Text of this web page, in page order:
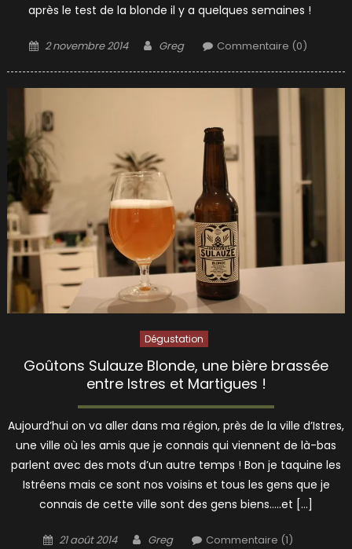
après le test de la blonde il y a quelques semaines !
Posted
2 novembre 2014 Author
Greg Commentaire (0)
Dégustation
Goûtons Sulauze Blonde, une bière brassée
entre Istres et Martigues !
Aujourd’hui on va aller dans ma région, près de la ville d’Istres,
une ville où les amis que je connais qui viennent de là-bas
parlent avec des mots d’un autre temps ! Bon je taquine les
Istréens mais ce sont nos voisins et tous les gens que je
connais de cette ville sont des gens biens…..et […]
Posted
21 août 2014 Author
Greg Commentaire (1)